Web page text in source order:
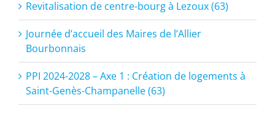
Revitalisation de centre-bourg à Lezoux (63)
Journée d’accueil des Maires de l’Allier
Bourbonnais
PPI 2024-2028 – Axe 1 : Création de logements à
Saint-Genès-Champanelle (63)